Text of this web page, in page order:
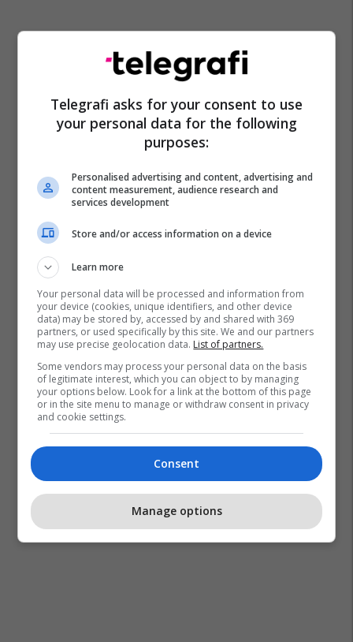
Telegrafi asks for your consent to use
your personal data for the following
purposes:
Personalised advertising and content, advertising and
content measurement, audience research and
services development
Store and/or access information on a device
Learn more
Your personal data will be processed and information from
your device (cookies, unique identifiers, and other device
data) may be stored by, accessed by and shared with 369
partners, or used specifically by this site. We and our partners
may use precise geolocation data. List of partners.
Some vendors may process your personal data on the basis
of legitimate interest, which you can object to by managing
your options below. Look for a link at the bottom of this page
or in the site menu to manage or withdraw consent in privacy
and cookie settings.
Consent
Manage options